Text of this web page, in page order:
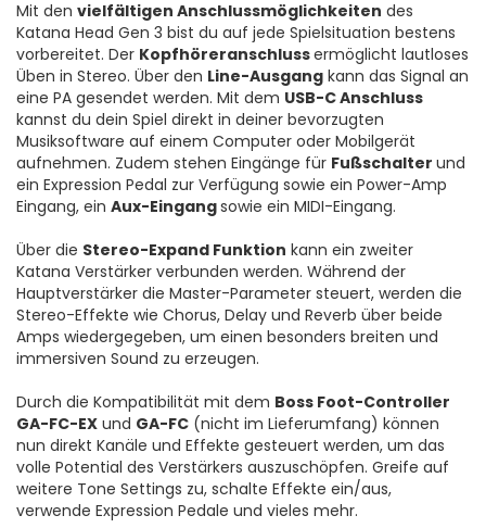
Mit den vielfältigen Anschlussmöglichkeiten des
Katana Head Gen 3 bist du auf jede Spielsituation bestens
vorbereitet. Der Kopfhöreranschlussermöglicht lautloses
Üben in Stereo. Über den Line-Ausgang kann das Signal an
eine PA gesendet werden. Mit dem USB-C Anschluss
kannst du dein Spiel direkt in deiner bevorzugten
Musiksoftware auf einem Computer oder Mobilgerät
aufnehmen. Zudem stehen Eingänge für Fußschalter und
ein Expression Pedal zur Verfügung sowie ein Power-Amp
Eingang, ein Aux-Eingangsowie ein MIDI-Eingang.
Über die Stereo-Expand Funktion kann ein zweiter
Katana Verstärker verbunden werden. Während der
Hauptverstärker die Master-Parameter steuert, werden die
Stereo-Effekte wie Chorus, Delay und Reverb über beide
Amps wiedergegeben, um einen besonders breiten und
immersiven Sound zu erzeugen.
Durch die Kompatibilität mit dem Boss Foot-Controller
GA-FC-EX und GA-FC (nicht im Lieferumfang) können
nun direkt Kanäle und Effekte gesteuert werden, um das
volle Potential des Verstärkers auszuschöpfen. Greife auf
weitere Tone Settings zu, schalte Effekte ein/aus,
verwende Expression Pedale und vieles mehr.